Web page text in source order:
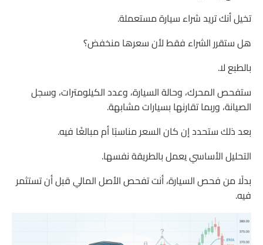
كيف تتعلم التحليل الأساسي بشكل صحيح؟
أسئلة شائعة حول التحليل الأساسي
هل التحليل الأساسي مناسب للمبتدئين؟
هل يمكن استخدام التحليل الأساسي في الفوركس؟
تخيل أنك تريد شراء سيارة مستعملة.
هل ستقرر الشراء فقط لأن سعرها منخفض؟
بالطبع لا.
ستفحص المحرك، وحالة السيارة، وعدد الكيلومترات، وسجل
الصيانة، وربما تقارنها بسيارات مشابهة.
بعد ذلك ستحدد إن كان السعر مناسبًا أم مبالغًا فيه.
التحليل الأساسي يعمل بالطريقة نفسها.
بدلًا من فحص السيارة، أنت تفحص الأصل المالي قبل أن تستثمر
فيه.